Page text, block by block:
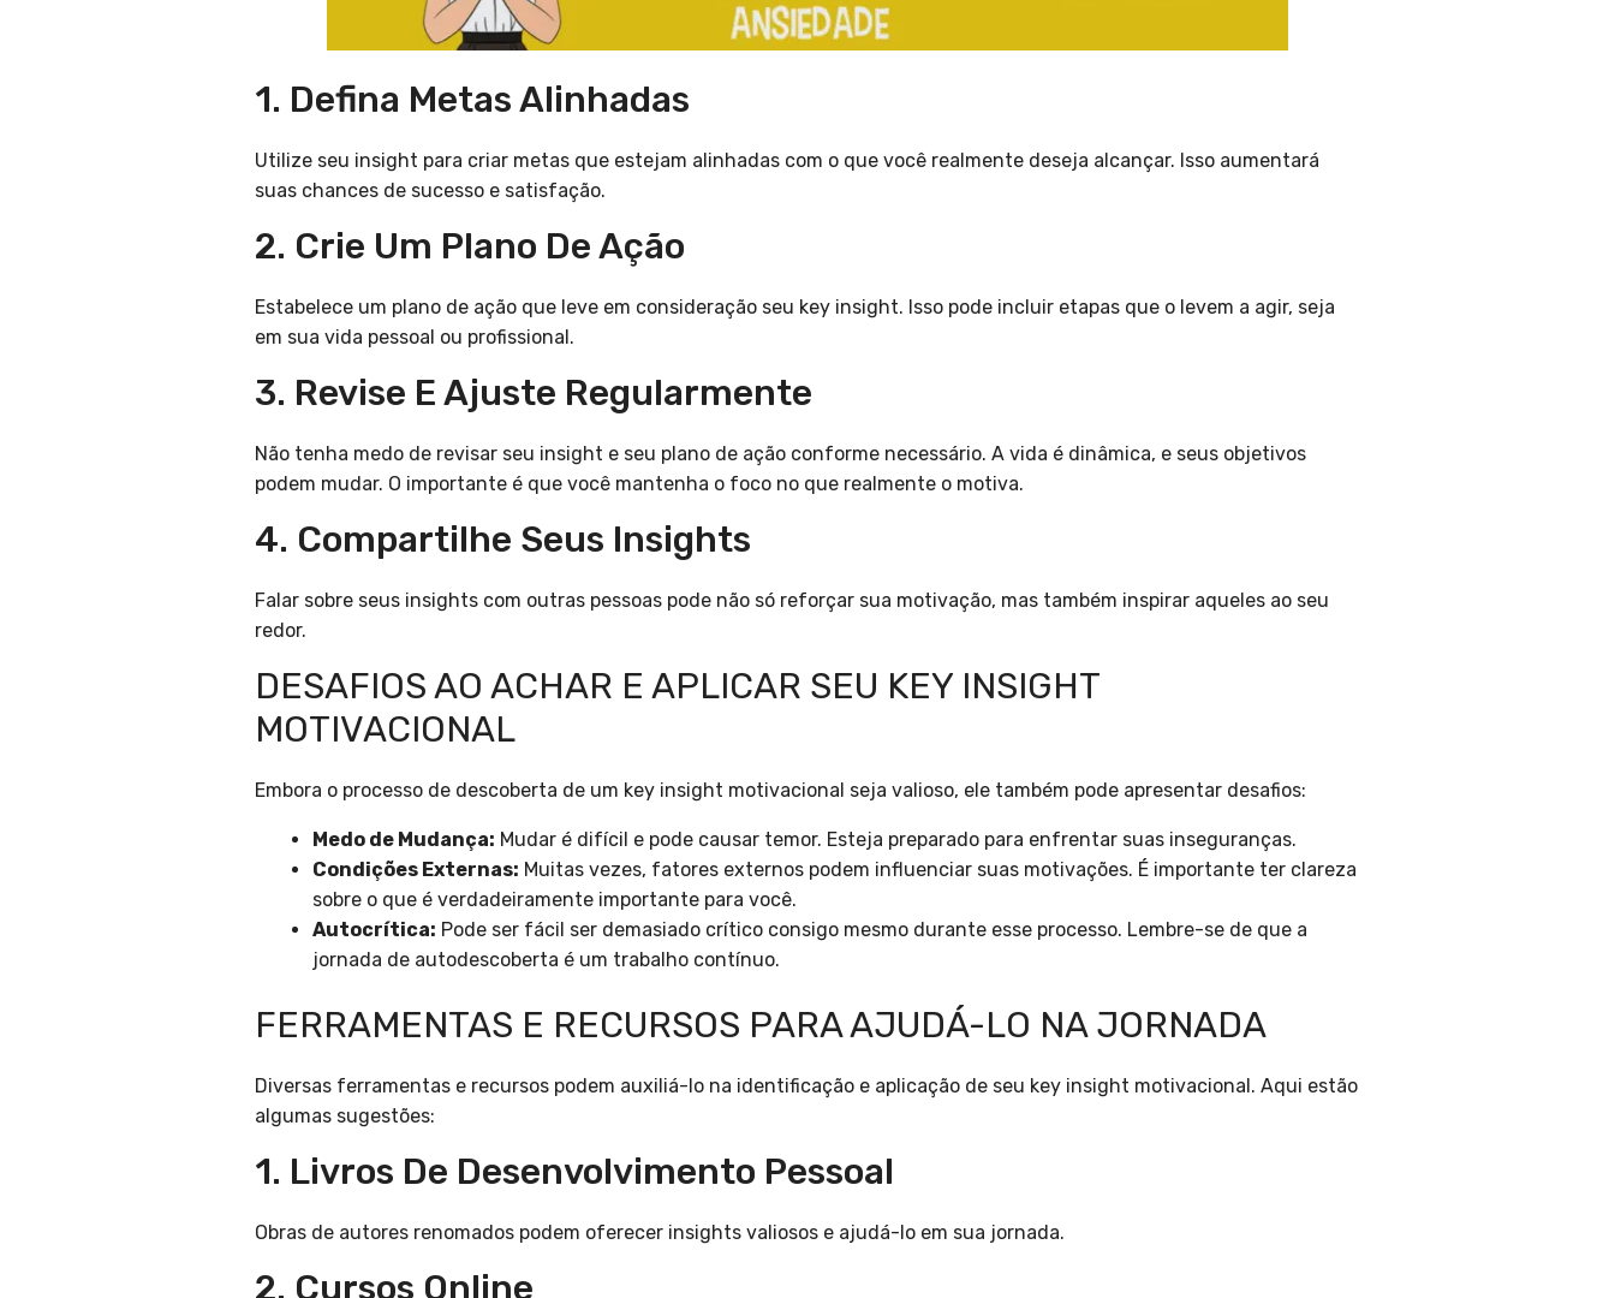
1. Defina Metas Alinhadas
Utilize seu insight para criar metas que estejam alinhadas com o que você realmente deseja alcançar. Isso aumentará
suas chances de sucesso e satisfação.
2. Crie Um Plano De Ação
Estabelece um plano de ação que leve em consideração seu key insight. Isso pode incluir etapas que o levem a agir, seja
em sua vida pessoal ou profissional.
3. Revise E Ajuste Regularmente
Não tenha medo de revisar seu insight e seu plano de ação conforme necessário. A vida é dinâmica, e seus objetivos
podem mudar. O importante é que você mantenha o foco no que realmente o motiva.
4. Compartilhe Seus Insights
Falar sobre seus insights com outras pessoas pode não só reforçar sua motivação, mas também inspirar aqueles ao seu
redor.
DESAFIOS AO ACHAR E APLICAR SEU KEY INSIGHT
MOTIVACIONAL
Embora o processo de descoberta de um key insight motivacional seja valioso, ele também pode apresentar desafios:
Medo de Mudança: Mudar é difícil e pode causar temor. Esteja preparado para enfrentar suas inseguranças.
Condições Externas: Muitas vezes, fatores externos podem influenciar suas motivações. É importante ter clareza
sobre o que é verdadeiramente importante para você.
Autocrítica: Pode ser fácil ser demasiado crítico consigo mesmo durante esse processo. Lembre-se de que a
jornada de autodescoberta é um trabalho contínuo.
FERRAMENTAS E RECURSOS PARA AJUDÁ-LO NA JORNADA
Diversas ferramentas e recursos podem auxiliá-lo na identificação e aplicação de seu key insight motivacional. Aqui estão
algumas sugestões:
1. Livros De Desenvolvimento Pessoal
Obras de autores renomados podem oferecer insights valiosos e ajudá-lo em sua jornada.
2. Cursos Online